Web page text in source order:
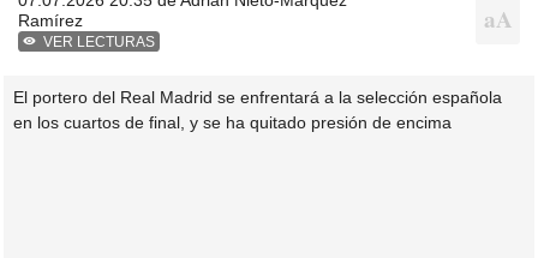
Ramírez
VER LECTURAS
El portero del Real Madrid se enfrentará a la selección española
en los cuartos de final, y se ha quitado presión de encima